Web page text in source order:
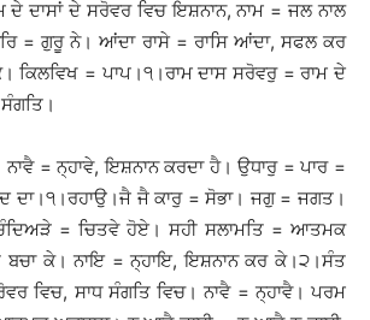
ਦੇ ਦਾਸਾਂ ਦੇ ਸਰੋਵਰ ਵਿਚ ਇਸ਼ਨਾਨ, ਨਾਮ = ਜਲ ਨਾਲ
= ਗੁਰੂ ਨੇ। ਆਂਦਾ ਰਾਸੇ = ਰਾਸਿ ਆਂਦਾ, ਸਫਲ ਕਰ
ਕਿਲਵਿਖ = ਪਾਪ।੧।ਰਾਮ ਦਾਸ ਸਰੋਵਰੁ = ਰਾਮ ਦੇ
ਨਾਵੈ = ਨ੍ਹਾਵੇ, ਇਸ਼ਨਾਨ ਕਰਦਾ ਹੈ। ਉਧਾਰੁ = ਪਾਰ =
ਦਾ।੧।ਰਹਾਉ।ਜੈ ਜੈ ਕਾਰੁ = ਸੋਭਾ। ਜਗੁ = ਜਗਤ।
= ਚਿਤਵੇ ਹੋਏ। ਸਹੀ ਸਲਾਮਤਿ = ਆਤਮਕ
ਕੇ। ਨਾਇ = ਨ੍ਹਾਇ, ਇਸ਼ਨਾਨ ਕਰ ਕੇ।੨।ਸੰਤ
ਵਿਚ, ਸਾਧ ਸੰਗਤਿ ਵਿਚ। ਨਾਵੈ = ਨ੍ਹਾਵੈ। ਪਰਮ